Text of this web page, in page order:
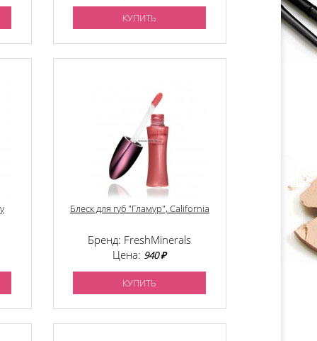
КУПИТЬ
Блеск для губ "Гламур", California
Бренд: FreshMinerals
Цена: 940 ₽
КУПИТЬ